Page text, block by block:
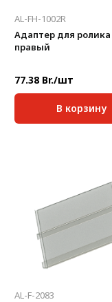
AL-FH-1002R
Адаптер для ролика
правый
77.38 Br./шт
В корзину
AL-F-2083